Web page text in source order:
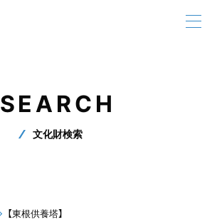
SEARCH
文化財検索
【東根供養塔】